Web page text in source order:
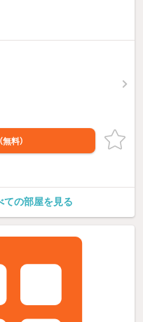
（無料）
ての部屋を見る